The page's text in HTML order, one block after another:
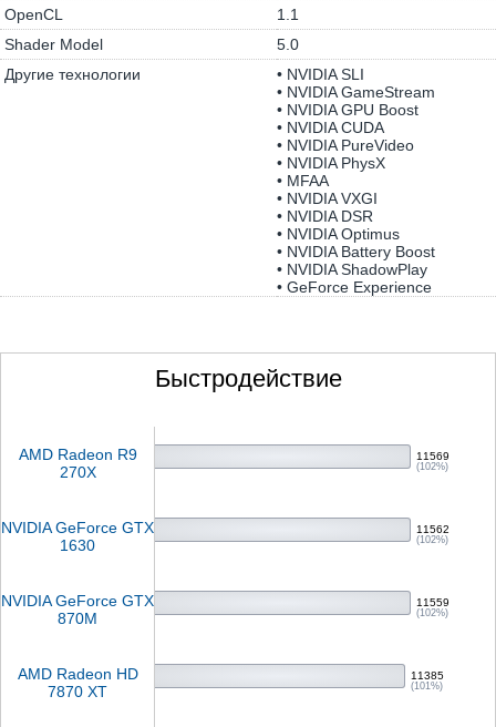
OpenCL
1.1
Shader Model
5.0
Другие технологии
• NVIDIA SLI
• NVIDIA GameStream
• NVIDIA GPU Boost
• NVIDIA CUDA
• NVIDIA PureVideo
• NVIDIA PhysX
• MFAA
• NVIDIA VXGI
• NVIDIA DSR
• NVIDIA Optimus
• NVIDIA Battery Boost
• NVIDIA ShadowPlay
• GeForce Experience
Быстродействие
AMD Radeon R9
270X
11569
(102%)
NVIDIA GeForce GTX
1630
11562
(102%)
NVIDIA GeForce GTX
870M
11559
(102%)
AMD Radeon HD
7870 XT
11385
(101%)